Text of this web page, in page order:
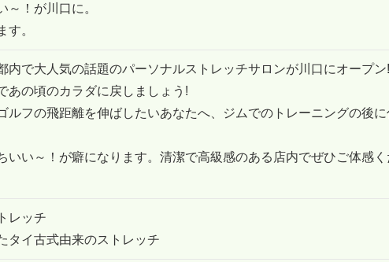
～！が川口に。
す。
内で大人気の話題のパーソナルストレッチサロンが川口にオープ
あの頃のカラダに戻しましょう!
ルフの飛距離を伸ばしたいあなたへ、ジムでのトレーニングの後
いい～！が癖になります。清潔で高級感のある店内でぜひご体感く
レッチ
タイ古式由来のストレッチ